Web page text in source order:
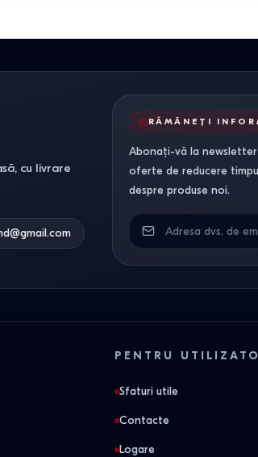
cu livrare
RĂMÂNEȚI
Abonați-vă la
oferte de reducere
despre produse noi.
PENTRU
Sfaturi utile
Contacte
Logare